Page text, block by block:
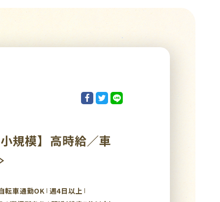
規模】高時給／車
転車通勤OK 週4日以上